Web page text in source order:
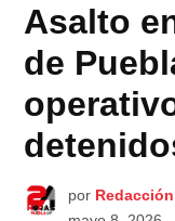
Asalto
de
por Redacción